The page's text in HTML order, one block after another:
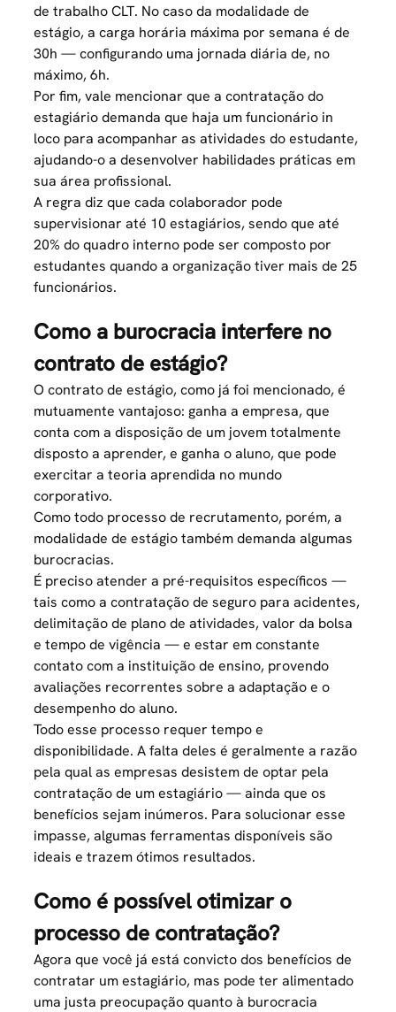
de trabalho CLT. No caso da modalidade de
estágio, a carga horária máxima por semana é de
30h — configurando uma jornada diária de, no
máximo, 6h.
Por fim, vale mencionar que a contratação do
estagiário demanda que haja um funcionário in
loco para acompanhar as atividades do estudante,
ajudando-o a desenvolver habilidades práticas em
sua área profissional.
A regra diz que cada colaborador pode
supervisionar até 10 estagiários, sendo que até
20% do quadro interno pode ser composto por
estudantes quando a organização tiver mais de 25
funcionários.
Como a burocracia interfere no
contrato de estágio?
O contrato de estágio, como já foi mencionado, é
mutuamente vantajoso: ganha a empresa, que
conta com a disposição de um jovem totalmente
disposto a aprender, e ganha o aluno, que pode
exercitar a teoria aprendida no mundo
corporativo.
Como todo processo de recrutamento, porém, a
modalidade de estágio também demanda algumas
burocracias.
É preciso atender a pré-requisitos específicos —
tais como a contratação de seguro para acidentes,
delimitação de plano de atividades, valor da bolsa
e tempo de vigência — e estar em constante
contato com a instituição de ensino, provendo
avaliações recorrentes sobre a adaptação e o
desempenho do aluno.
Todo esse processo requer tempo e
disponibilidade. A falta deles é geralmente a razão
pela qual as empresas desistem de optar pela
contratação de um estagiário — ainda que os
benefícios sejam inúmeros. Para solucionar esse
impasse, algumas ferramentas disponíveis são
ideais e trazem ótimos resultados.
Como é possível otimizar o
processo de contratação?
Agora que você já está convicto dos benefícios de
contratar um estagiário, mas pode ter alimentado
uma justa preocupação quanto à burocracia